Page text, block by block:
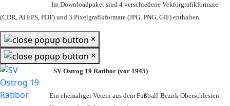
Im Downloadpaket sind 4 verschiedene Vektorgrafikformate
(CDR, AI EPS, PDF) und 3 Pixelgrafikformate (JPG, PNG, GIF) enthalten.
×
×
SV Ostrog 19 Ratibor (vor 1945)
Ein ehemaliger Verein aus dem Fußball-Bezirk Oberschlesien.